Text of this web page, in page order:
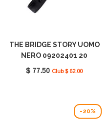
THE BRIDGE STORY UOMO
NERO 09202401 20
$ 77.50 Club $ 62.00
-20%